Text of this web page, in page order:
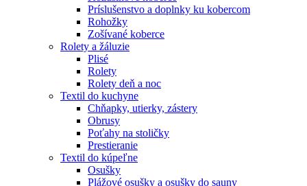
Príslušenstvo a doplnky ku kobercom
Rohožky
Zošívané koberce
Rolety a žáluzie
Plisé
Rolety
Rolety deň a noc
Textil do kuchyne
Chňapky, utierky, zástery
Obrusy
Poťahy na stoličky
Prestieranie
Textil do kúpeľne
Osušky
Plážové osušky a osušky do sauny